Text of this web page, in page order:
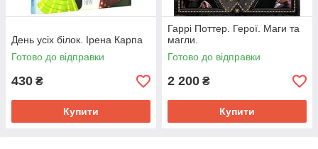
День усіх білок. Ірена Карпа
Готово до відправки
430 ₴
Купити
Гаррі Поттер. Герої. Маги та
магли.
Готово до відправки
2 200 ₴
Купити